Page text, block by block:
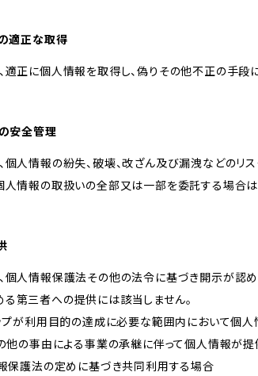
適正な取得
適正に個人情報を取得し、偽りその他不正の手段
安全管理
個人情報の紛失、破壊、改ざん及び漏洩などのリ
人情報の取扱いの全部又は一部を委託する場合
個人情報保護法その他の法令に基づき開示が認
第三者への提供には該当しません。
ップが利用目的の達成に必要な範囲内において
の他の事由による事業の承継に伴って個人情報が
報保護法の定めに基づき共同利用する場合